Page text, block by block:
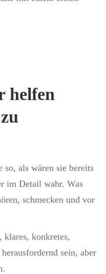
helfen
so, als wären sie bereits
im Detail wahr. Was
schmecken und vor
klares, konkretes,
sein, aber